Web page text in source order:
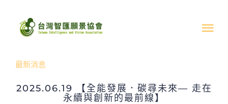
關於我們
最新消息
2025.06.19 【全能發展．碳尋未來— 走在
永續與創新的最前線】